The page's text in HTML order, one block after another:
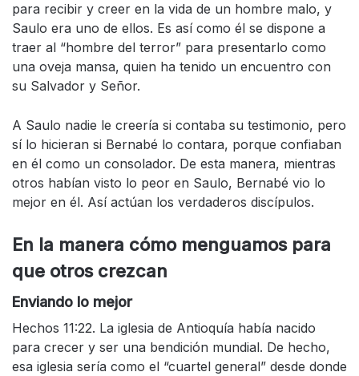
para recibir y creer en la vida de un hombre malo, y
Saulo era uno de ellos. Es así como él se dispone a
traer al “hombre del terror” para presentarlo como
una oveja mansa, quien ha tenido un encuentro con
su Salvador y Señor.
A Saulo nadie le creería si contaba su testimonio, pero
sí lo hicieran si Bernabé lo contara, porque confiaban
en él como un consolador. De esta manera, mientras
otros habían visto lo peor en Saulo, Bernabé vio lo
mejor en él. Así actúan los verdaderos discípulos.
En la manera cómo menguamos para
que otros crezcan
Enviando lo mejor
Hechos 11:22. La iglesia de Antioquía había nacido
para crecer y ser una bendición mundial. De hecho,
esa iglesia sería como el “cuartel general” desde donde